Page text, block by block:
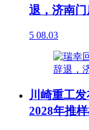
退，济南
5 08.03
川崎重工
2028年推